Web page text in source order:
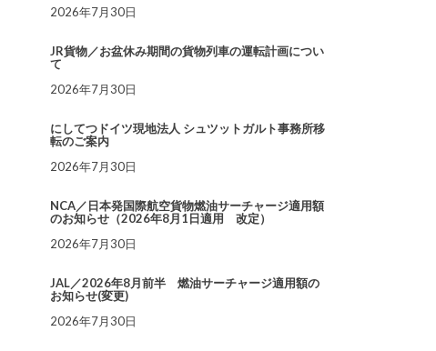
2026年7月30日
JR貨物／お盆休み期間の貨物列車の運転計画につい
て
2026年7月30日
にしてつドイツ現地法人 シュツットガルト事務所移
転のご案内
2026年7月30日
NCA／日本発国際航空貨物燃油サーチャージ適用額
のお知らせ（2026年8月1日適用 改定）
2026年7月30日
JAL／2026年8月前半 燃油サーチャージ適用額の
お知らせ(変更)
2026年7月30日